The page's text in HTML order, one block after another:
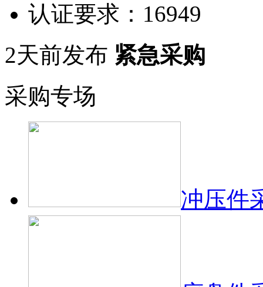
认证要求： 16949
2天前发布 紧急采购
采购专场
冲压件